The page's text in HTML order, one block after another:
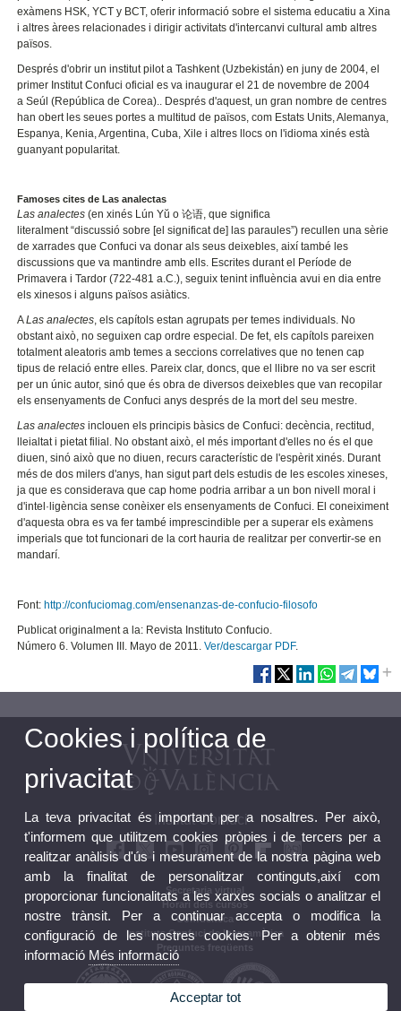
exàmens HSK, YCT y BCT, oferir informació sobre el sistema educatiu a Xina
i altres àrees relacionades i dirigir activitats d'intercanvi cultural amb altres
països.
Després d'obrir un institut pilot a Tashkent (Uzbekistán) en juny de 2004, el
primer Institut Confuci oficial es va inaugurar el 21 de novembre de 2004
a Seúl (República de Corea).. Després d'aquest, un gran nombre de centres
han obert les seues portes a multitud de països, com Estats Units, Alemanya,
Espanya, Kenia, Argentina, Cuba, Xile i altres llocs on l'idioma xinés està
guanyant popularitat.
Famoses cites de Las analectas
Las analectes (en xinés Lún Yŭ o 论语, que significa
literalment “discussió sobre [el significat de] las paraules”) recullen una sèrie
de xarrades que Confuci va donar als seus deixebles, així també les
discussions que va mantindre amb ells. Escrites durant el Període de
Primavera i Tardor (722-481 a.C.), seguix tenint influència avui en dia entre
els xinesos i alguns països asiàtics.
ALas analectes, els capítols estan agrupats per temes individuals. No
obstant això, no seguixen cap ordre especial. De fet, els capítols pareixen
totalment aleatoris amb temes a seccions correlatives que no tenen cap
tipus de relació entre elles. Pareix clar, doncs, que el llibre no va ser escrit
per un únic autor, sinó que és obra de diversos deixebles que van recopilar
els ensenyaments de Confuci anys després de la mort del seu mestre.
Las analectes inclouen els principis bàsics de Confuci: decència, rectitud,
lleialtat i pietat filial. No obstant això, el més important d'elles no és el que
diuen, sinó això que no diuen, recurs característic de l'espèrit xinés. Durant
més de dos milers d'anys, han sigut part dels estudis de les escoles xineses,
ja que es considerava que cap home podria arribar a un bon nivell moral i
d'intel·ligència sense conèixer els ensenyaments de Confuci. El coneiximent
d'aquesta obra es va fer també imprescindible per a superar els exàmens
imperials que tot funcionari de la cort hauria de realitzar per convertir-se en
mandarí.
Font: http://confuciomag.com/ensenanzas-de-confucio-filosofo
Publicat originalment a la: Revista Instituto Confucio.
Número 6. Volumen III. Mayo de 2011.Ver/descargar PDF.
Institut Confuci
Secretaria virtual
Horari dels cursos
Confuciteca
Instituts Confuci de Iberoamèrica
Preguntes freqüents
Cookies i política de
privacitat
La teva privacitat és important per a nosaltres. Per això,
t'informem que utilitzem cookies pròpies i de tercers per a
realitzar anàlisis d'ús i mesurament de la nostra pàgina web
amb la finalitat de personalitzar continguts,així com
proporcionar funcionalitats a les xarxes socials o analitzar el
nostre trànsit. Per a continuar accepta o modifica la
configuració de les nostres cookies. Per a obtenir més
informació Més informació
Acceptar tot